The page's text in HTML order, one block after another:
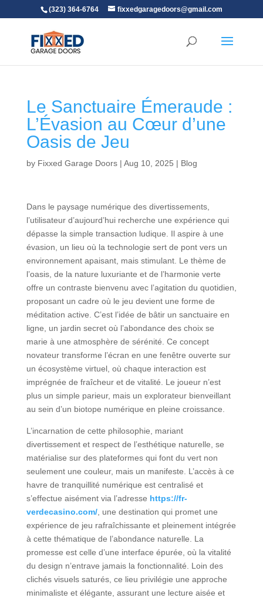
(323) 364-6764 fixxedgaragedoors@gmail.com
Le Sanctuaire Émeraude :
L’Évasion au Cœur d’une
Oasis de Jeu
by Fixxed Garage Doors| Aug 10, 2025 | Blog
Dans le paysage numérique des divertissements,
l’utilisateur d’aujourd’hui recherche une expérience qui
dépasse la simple transaction ludique. Il aspire à une
évasion, un lieu où la technologie sert de pont vers un
environnement apaisant, mais stimulant. Le thème de
l’oasis, de la nature luxuriante et de l’harmonie verte
offre un contraste bienvenu avec l’agitation du quotidien,
proposant un cadre où le jeu devient une forme de
méditation active. C’est l’idée de bâtir un sanctuaire en
ligne, un jardin secret où l’abondance des choix se
marie à une atmosphère de sérénité. Ce concept
novateur transforme l’écran en une fenêtre ouverte sur
un écosystème virtuel, où chaque interaction est
imprégnée de fraîcheur et de vitalité. Le joueur n’est
plus un simple parieur, mais un explorateur bienveillant
au sein d’un biotope numérique en pleine croissance.
L’incarnation de cette philosophie, mariant
divertissement et respect de l’esthétique naturelle, se
matérialise sur des plateformes qui font du vert non
seulement une couleur, mais un manifeste. L’accès à ce
havre de tranquillité numérique est centralisé et
s’effectue aisément via l’adresse https://fr-
verdecasino.com/, une destination qui promet une
expérience de jeu rafraîchissante et pleinement intégrée
à cette thématique de l’abondance naturelle. La
promesse est celle d’une interface épurée, où la vitalité
du design n’entrave jamais la fonctionnalité. Loin des
clichés visuels saturés, ce lieu privilégie une approche
minimaliste et élégante, assurant une lecture aisée et